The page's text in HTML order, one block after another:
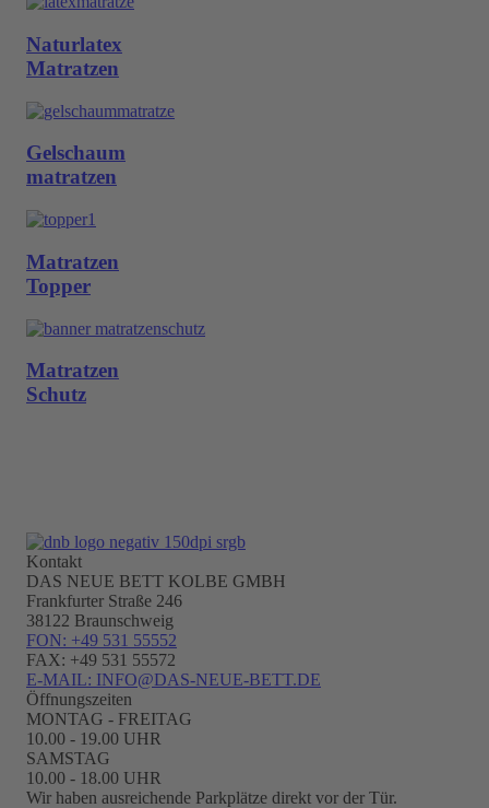
Naturlatex
Matratzen
Gelschaum
matratzen
Matratzen
Topper
Matratzen
Schutz
Kontakt
DAS NEUE BETT KOLBE GMBH
Frankfurter Straße 246
38122 Braunschweig
FON: +49 531 55552
FAX: +49 531 55572
E-MAIL: INFO@DAS-NEUE-BETT.DE
Öffnungszeiten
MONTAG - FREITAG
10.00 - 19.00 UHR
SAMSTAG
10.00 - 18.00 UHR
Wir haben ausreichende Parkplätze direkt vor der Tür.